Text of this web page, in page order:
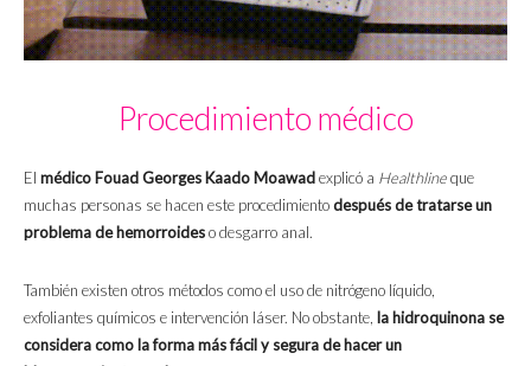
Procedimiento médico
El médico Fouad Georges Kaado Moawadexplicó a Healthlineque
muchas personas se hacen este procedimientodespués de tratarse un
problema de hemorroideso desgarro anal.
También existen otros métodos como el uso de nitrógeno líquido,
exfoliantes químicos e intervención láser. No obstante, la hidroquinona se
considera como la forma más fácil y segura de hacer un